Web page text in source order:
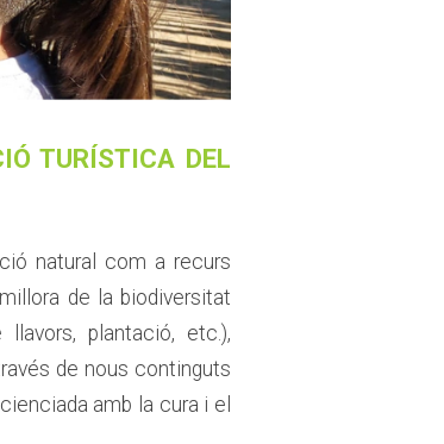
TURÍSTICA DEL
natural com a recurs
de la biodiversitat
plantació, etc.),
de nous continguts
amb la cura i el